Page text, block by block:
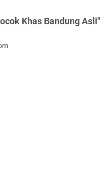
Khas Bandung Asli"